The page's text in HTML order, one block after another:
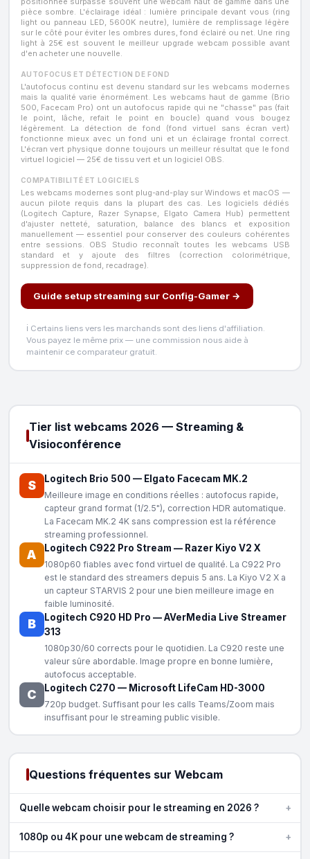
pièce sombre. L'éclairage idéal : lumière principale devant vous (ring
light ou panneau LED, 5600K neutre), lumière de remplissage légère
sur le côté pour éviter les ombres dures, fond éclairé ou net. Une ring
light à 25€ est souvent le meilleur upgrade webcam possible avant
d'en acheter une nouvelle.
AUTOFOCUS ET DÉTECTION DE FOND
L'autofocus continu est devenu standard sur les webcams modernes
mais la qualité varie énormément. Les webcams haut de gamme (Brio
500, Facecam Pro) ont un autofocus rapide qui ne "chasse" pas (fait
le point, lâche, refait le point en boucle) quand vous bougez
légèrement. La détection de fond (fond virtuel sans écran vert)
fonctionne mieux avec un fond uni et un éclairage frontal correct.
L'écran vert physique donne toujours un meilleur résultat que le fond
virtuel logiciel — 25€ de tissu vert et un logiciel OBS.
COMPATIBILITÉ ET LOGICIELS
Les webcams modernes sont plug-and-play sur Windows et macOS —
aucun pilote requis dans la plupart des cas. Les logiciels dédiés
(Logitech Capture, Razer Synapse, Elgato Camera Hub) permettent
d'ajuster netteté, saturation, balance des blancs et exposition
manuellement — essentiel pour conserver des couleurs cohérentes
entre sessions. OBS Studio reconnaît toutes les webcams USB
standard et y ajoute des filtres (correction colorimétrique,
suppression de fond, recadrage).
Guide setup streaming sur Config-Gamer →
ℹ️ Certains liens vers les marchands sont des liens d'affiliation.
Vous payez le même prix — une commission nous aide à
maintenir ce comparateur gratuit.
Tier list webcams 2026 — Streaming &
Visioconférence
S Logitech Brio 500 — Elgato Facecam MK.2
Meilleure image en conditions réelles : autofocus rapide,
capteur grand format (1/2.5"), correction HDR automatique.
La Facecam MK.2 4K sans compression est la référence
streaming professionnel.
A Logitech C922 Pro Stream — Razer Kiyo V2 X
1080p60 fiables avec fond virtuel de qualité. La C922 Pro
est le standard des streamers depuis 5 ans. La Kiyo V2 X a
un capteur STARVIS 2 pour une bien meilleure image en
faible luminosité.
B Logitech C920 HD Pro —AVerMedia Live Streamer
313
1080p30/60 corrects pour le quotidien. La C920 reste une
valeur sûre abordable. Image propre en bonne lumière,
autofocus acceptable.
C Logitech C270 — Microsoft LifeCam HD-3000
720p budget. Suffisant pour les calls Teams/Zoom mais
insuffisant pour le streaming public visible.
Questions fréquentes sur Webcam
Quelle webcam choisir pour le streaming en 2026 ? +
1080p ou 4K pour une webcam de streaming ? +